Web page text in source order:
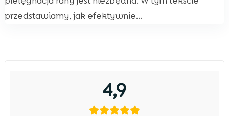
przedstawiamy, jak efektywnie...
4,9